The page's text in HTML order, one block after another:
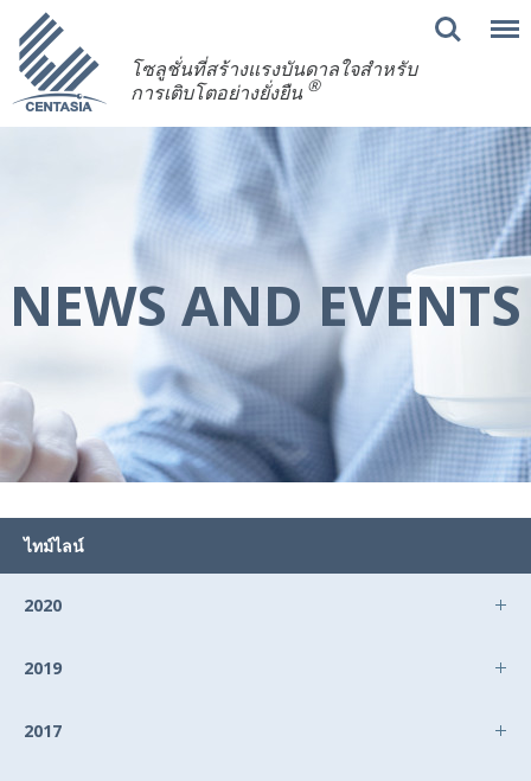
โซลูชั่นที่สร้างแรงบันดาลใจสำหรับ
การเติบโตอย่างยั่งยืน ®
NEWS AND EVENTS
ไทม์ไลน์
2020
2019
2017